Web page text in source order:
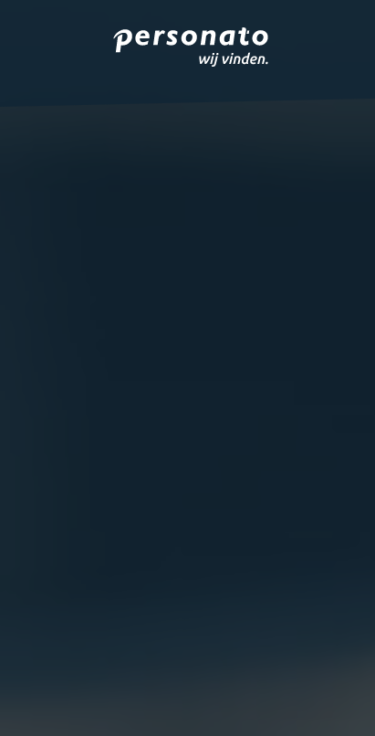
ONZE DIENSTEN